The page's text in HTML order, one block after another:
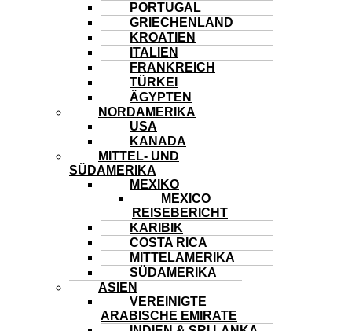
PORTUGAL
GRIECHENLAND
KROATIEN
ITALIEN
FRANKREICH
TÜRKEI
ÄGYPTEN
NORDAMERIKA
USA
KANADA
MITTEL- UND
SÜDAMERIKA
MEXIKO
MEXICO
REISEBERICHT
KARIBIK
COSTA RICA
MITTELAMERIKA
SÜDAMERIKA
ASIEN
VEREINIGTE
ARABISCHE EMIRATE